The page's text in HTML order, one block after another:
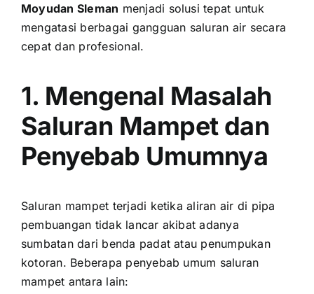
Moyudan Sleman menjadi solusi tepat untuk
mengatasi berbagai gangguan saluran air secara
cepat dan profesional.
1. Mengenal Masalah
Saluran Mampet dan
Penyebab Umumnya
Saluran mampet terjadi ketika aliran air di pipa
pembuangan tidak lancar akibat adanya
sumbatan dari benda padat atau penumpukan
kotoran. Beberapa penyebab umum saluran
mampet antara lain: